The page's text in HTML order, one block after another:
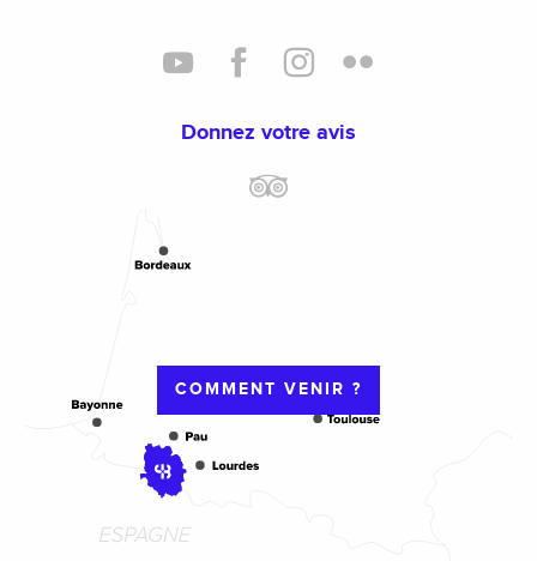
Donnez votre avis
COMMENT VENIR ?